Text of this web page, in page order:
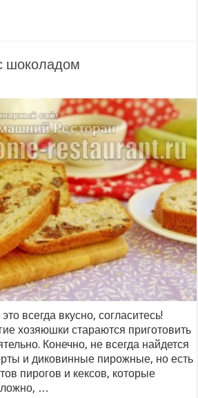
шоколадом
всегда вкусно, согласитесь!
хозяюшки стараются приготовить
Конечно, не всегда найдется
и диковинные пирожные, но есть
пирогов и кексов, которые
…